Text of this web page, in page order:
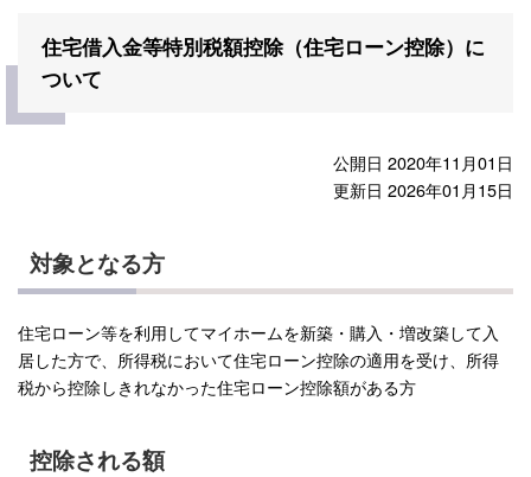
住宅借入金等特別税額控除（住宅ローン控除）に
ついて
公開日 2020年11月01日
更新日 2026年01月15日
対象となる方
住宅ローン等を利用してマイホームを新築・購入・増改築して入
居した方で、所得税において住宅ローン控除の適用を受け、所得
税から控除しきれなかった住宅ローン控除額がある方
控除される額